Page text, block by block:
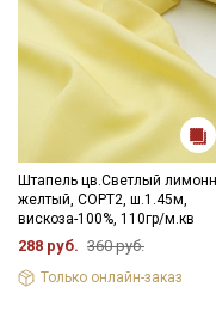
- сушить в
- гладить на низкой
Цветопередача может
ткани в зависимости от
зависимости от партии.
Штапель цв.Светлый
желтый, СОРТ2, ш.1.45м,
вискоза-100%, 110гр/м.кв
288 руб. 360 руб.
Только онлайн-заказ